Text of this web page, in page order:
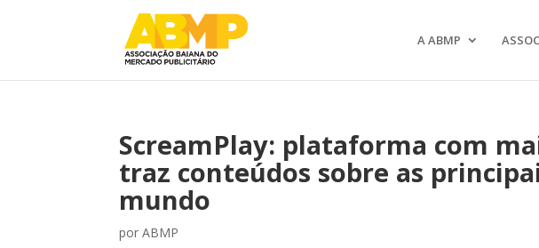
A ABMP
ScreamPlay: plataforma com
traz conteúdos sobre as
mundo
porABMP